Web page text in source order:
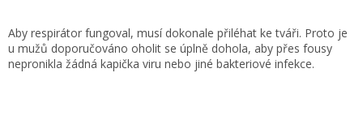
Aby respirátor fungoval, musí dokonale přiléhat ke tváři. Proto je
u mužů doporučováno oholit se úplně dohola, aby přes fousy
nepronikla žádná kapička viru nebo jiné bakteriové infekce.